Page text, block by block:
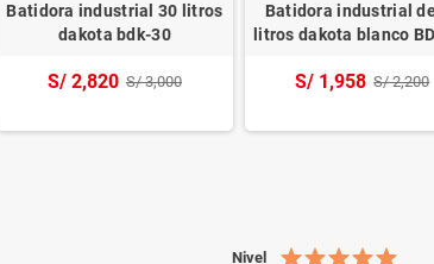
Batidora industrial 30 litros
dakota bdk-30
S/ 2,820 S/ 3,000
Batidora industrial
litros dakota blanco
S/ 1,958 S/ 2,200
Nivel